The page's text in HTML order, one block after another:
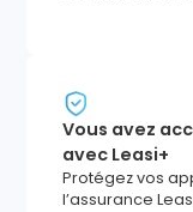
Vous avez
avec Leasi+
Protégez vos
l’assurance